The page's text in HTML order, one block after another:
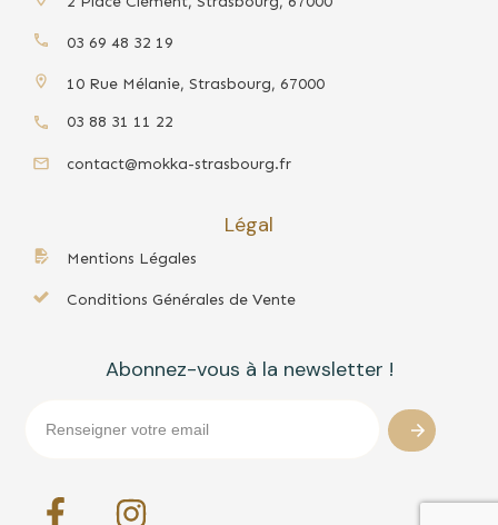
03 69 48 32 19
10 Rue Mélanie, Strasbourg, 67000
03 88 31 11 22
contact@mokka-strasbourg.fr
Légal
Mentions Légales
Conditions Générales de Vente
Abonnez-vous à la newsletter !